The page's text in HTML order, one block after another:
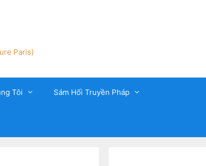
Paris)
Tôi Sám Hối Truyền Pháp